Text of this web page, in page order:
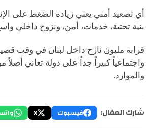
أي تصعيد أمني يعني زيادة الضغط على
بنية تحتية، خدمات، أمن، ونزوح داخلي
قرابة مليون نازح داخل لبنان في وقت قصير
واجتماعياً كبيراً جداً على دولة تعاني
والموارد.
شارك المقال: فيسبوك X